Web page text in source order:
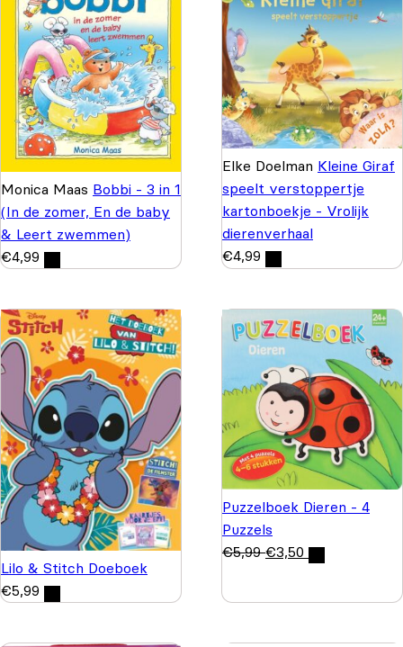
Monica Maas Bobbi - 3 in 1
(In de zomer, En de baby
& Leert zwemmen)
€4,99
Elke Doelman Kleine Giraf
speelt verstoppertje
kartonboekje - Vrolijk
dierenverhaal
€4,99
Lilo & Stitch Doeboek
€5,99
Puzzelboek Dieren - 4
Puzzels
€5,99 €3,50